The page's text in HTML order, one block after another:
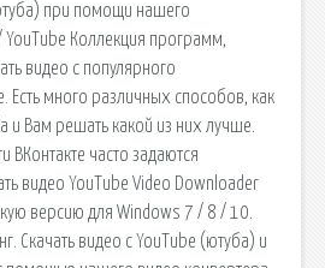
при помощи нашего
YouTube Коллекция программ,
видео с популярного
Есть много различных способов, как
и Вам решать какой из них лучше.
ВКонтакте часто задаются
видео YouTube Video Downloader
версию для Windows 7 / 8 / 10.
Скачать видео с YouTube (ютуба) и